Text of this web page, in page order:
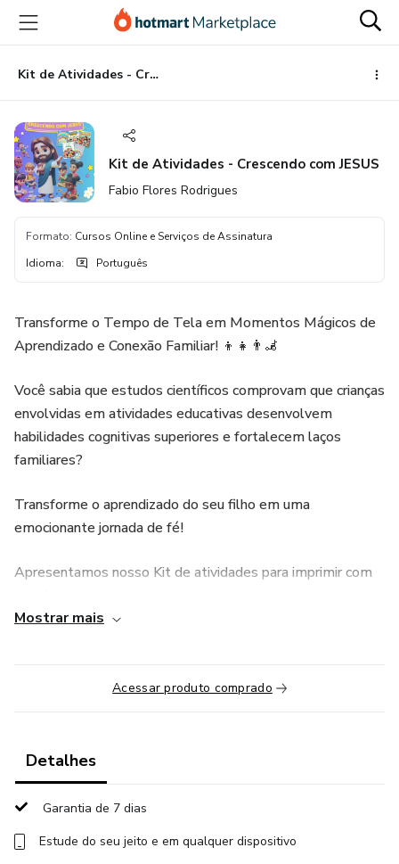
para
conteúdo
principal
para
pagamento
para
rodapé
Kit de Atividades - Crescendo com JESUS
Kit de Atividades - Crescendo com JESUS
Fabio Flores Rodrigues
Formato: Cursos Online e Serviços de Assinatura
Idioma: Português
Transforme o Tempo de Tela em Momentos Mágicos de
Aprendizado e Conexão Familiar! 👦👧👨‍🦼
Você sabia que estudos científicos comprovam que crianças
envolvidas em atividades educativas desenvolvem
habilidades cognitivas superiores e fortalecem laços
familiares?
Transforme o aprendizado do seu filho em uma
emocionante jornada de fé!
Apresentamos nosso Kit de atividades para imprimir com
momentos de aprendizado.
É fácil: basta imprimir e começar a aventura!
Mostrar mais
Acessar produto comprado
Detalhes
Garantia de 7 dias
Estude do seu jeito e em qualquer dispositivo